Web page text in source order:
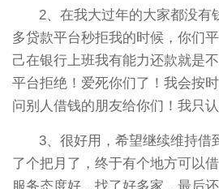
2、在我大过年的大家都没有
多贷款平台秒拒我的时候，你们
己在银行上班我有能力还款就是
平台拒绝！爱死你们了！我会按
问别人借钱的朋友给你们！我只
3、很好用，希望继续维持借
了个把月了，终于有个地方可以